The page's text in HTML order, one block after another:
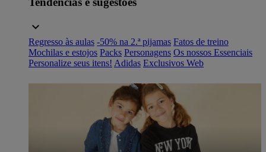
Regresso às aulas -50% na 2.ª pijamas Fatos de treino
Mochilas e estojos Packs Personagens Os nossos Essenciais
Personalize seus itens! Adidas Exclusivos Web